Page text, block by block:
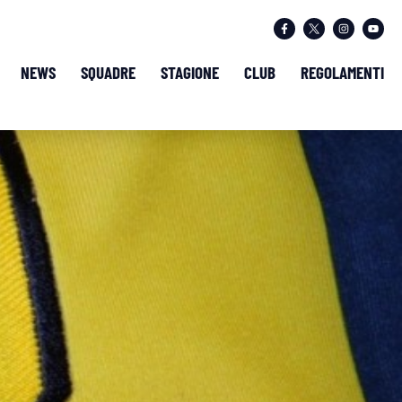
NEWS SQUADRE STAGIONE CLUB REGOLAMENTI